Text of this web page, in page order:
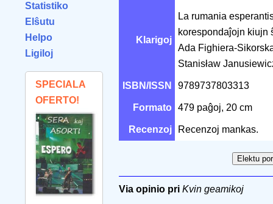
Statistiko
Elŝutu
Helpo
Ligiloj
SPECIALA
OFERTO!
Klarigoj
La rumania
korespondaĵojn kiujn
Ada Fighiera-
Stanisław
ISBN/ISSN 9789737803313
Formato 479 paĝoj, 20 cm
Recenzoj Recenzoj mankas.
Via opinio pri Kvin geamikoj